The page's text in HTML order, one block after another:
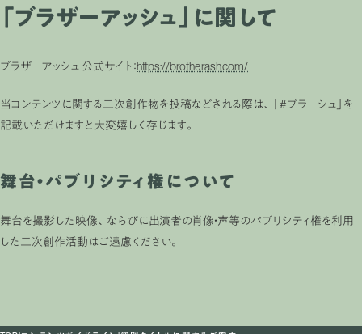
「ブラザーアッシュ」に関して
ブラザーアッシュ 公式サイト：https://brotherash.com/
当コンテンツに関する二次創作物を投稿などされる際は、「#ブラーシュ」を
記載いただけますと大変嬉しく存じます。
舞台・パブリシティ権について
舞台を撮影した映像、ならびに出演者の肖像・声等のパブリシティ権を利用
した二次創作活動はご遠慮ください。